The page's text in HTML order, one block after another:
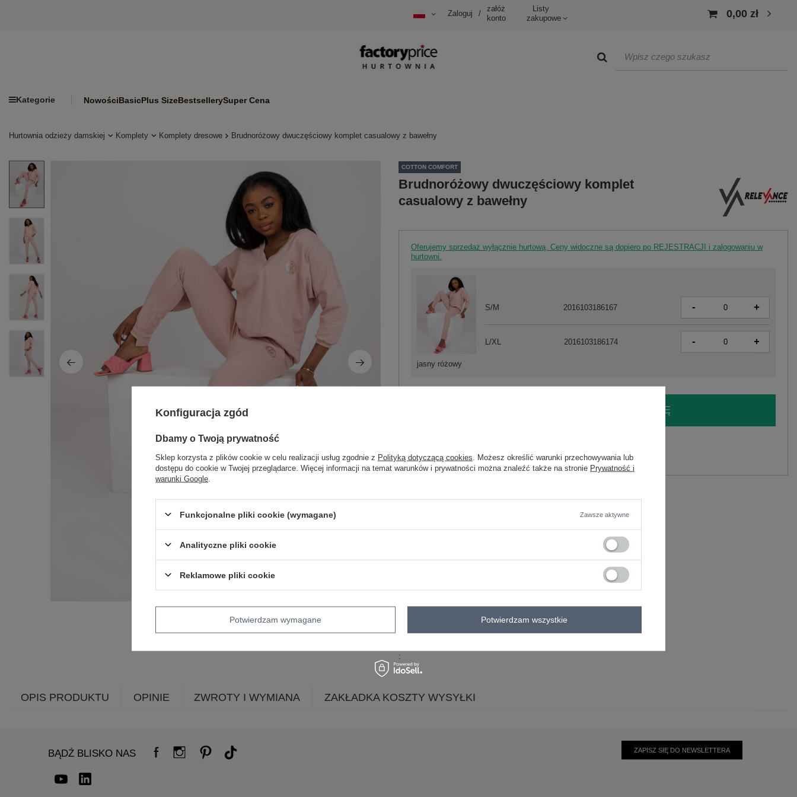
Zaloguj /
załóż
konto
Listy
zakupowe
0,00 zł
Kategorie NowościBasicPlus SizeBestsellerySuper Cena
Hurtownia odzieży damskiej Komplety Komplety dresowe Brudnoróżowy dwuczęściowy komplet casualowy z bawełny
COTTON COMFORT
Brudnoróżowy dwuczęściowy komplet
casualowy z bawełny
Oferujemy sprzedaż wyłącznie hurtową. Ceny widoczne są dopiero po REJESTRACJI i zalogowaniu w
hurtowni.
jasny różowy
S/M 2016103186167 - +
L/XL 2016103186174 - +
ZALOGUJ SIĘ I ZOBACZ CENĘ
Zadzwoń+48 601 547 740 Zadaj pytanie
cechy
troczki kieszenie print (nadruk) dżety
OPIS PRODUKTU OPINIE ZWROTY I WYMIANA ZAKŁADKA KOSZTY WYSYŁKI
BĄDŹ BLISKO NAS ZAPISZ SIĘ DO NEWSLETTERA
Konfiguracja zgód
Dbamy o Twoją prywatność
Sklep korzysta z plików cookie w celu realizacji usług zgodnie z Polityką dotyczącą cookies . Możesz określić warunki przechowywania lub
dostępu do cookie w Twojej przeglądarce. Więcej informacji na temat warunków i prywatności można znaleźć także na stronie Prywatność i
warunki Google
Funkcjonalne pliki cookie (wymagane) Zawsze aktywne
Analityczne pliki cookie
Reklamowe pliki cookie
Potwierdzam wymagane Potwierdzam wszystkie